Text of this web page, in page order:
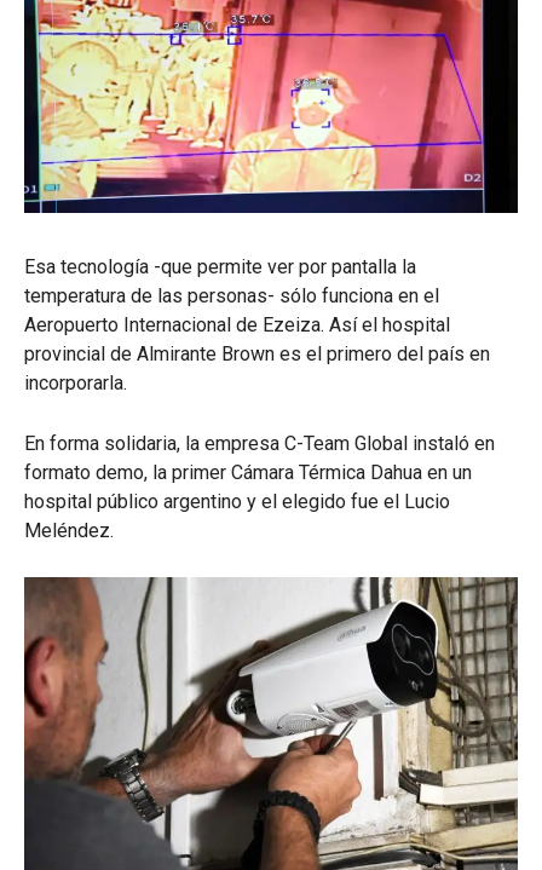
Esa tecnología -que permite ver por pantalla la
temperatura de las personas- sólo funciona en el
Aeropuerto Internacional de Ezeiza. Así el hospital
provincial de Almirante Brown es el primero del país en
incorporarla.
En forma solidaria, la empresa C-Team Global instaló en
formato demo, la primer Cámara Térmica Dahua en un
hospital público argentino y el elegido fue el Lucio
Meléndez.